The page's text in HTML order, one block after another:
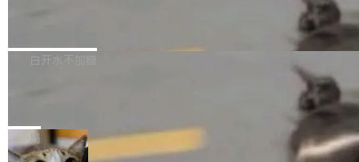
模型 API 调用服务，用户无需繁琐环境配置，一
绝遍历绝对符号链接的容器路径，例如/var/run -
更新说明：https://github.com/moby/...
计语言和 React 组件库。Ant Design 6.5.3 现
ut.OTP 的 mask 为 true 时仍显示原始值的问
题。#58805 修复 Input.TextArea 调整大小手柄
白开水不加糖
比它便宜的。 Artificial Analysis 更新了 DeepS
eek V4 Flash 0731 的完整评测。一张 Intellige
局